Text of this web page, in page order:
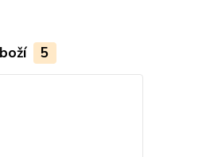
5